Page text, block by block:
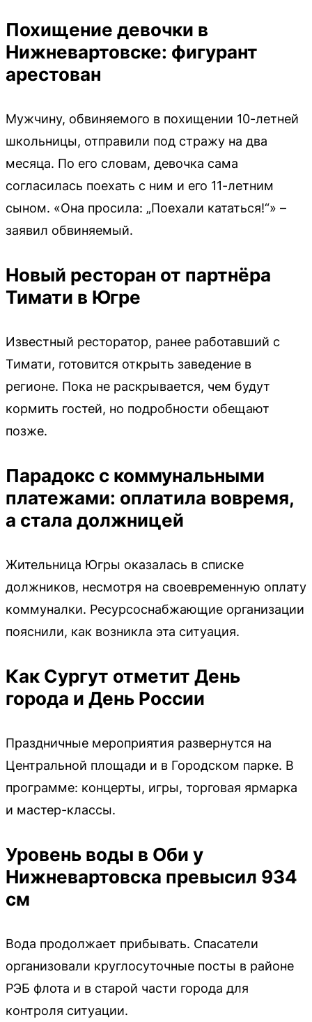
Похищение девочки в
Нижневартовске: фигурант
арестован
Мужчину, обвиняемого в похищении 10-летней
школьницы, отправили под стражу на два
месяца. По его словам, девочка сама
согласилась поехать с ним и его 11-летним
сыном. «Она просила: „Поехали кататься!“» –
заявил обвиняемый.
Новый ресторан от партнёра
Тимати в Югре
Известный ресторатор, ранее работавший с
Тимати, готовится открыть заведение в
регионе. Пока не раскрывается, чем будут
кормить гостей, но подробности обещают
позже.
Парадокс с коммунальными
платежами: оплатила вовремя,
а стала должницей
Жительница Югры оказалась в списке
должников, несмотря на своевременную оплату
коммуналки. Ресурсоснабжающие организации
пояснили, как возникла эта ситуация.
Как Сургут отметит День
города и День России
Праздничные мероприятия развернутся на
Центральной площади и в Городском парке. В
программе: концерты, игры, торговая ярмарка
и мастер-классы.
Уровень воды в Оби у
Нижневартовска превысил 934
см
Вода продолжает прибывать. Спасатели
организовали круглосуточные посты в районе
РЭБ флота и в старой части города для
контроля ситуации.